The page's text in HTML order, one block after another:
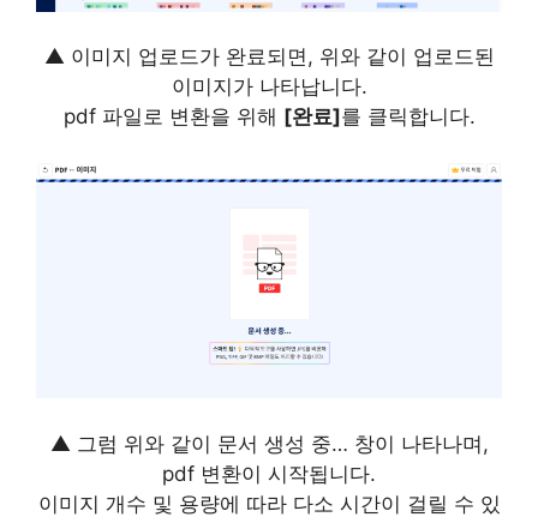
▲ 이미지 업로드가 완료되면, 위와 같이 업로드된
이미지가 나타납니다.
pdf 파일로 변환을 위해 [완료]를 클릭합니다.
▲ 그럼 위와 같이 문서 생성 중… 창이 나타나며,
pdf 변환이 시작됩니다.
이미지 개수 및 용량에 따라 다소 시간이 걸릴 수 있